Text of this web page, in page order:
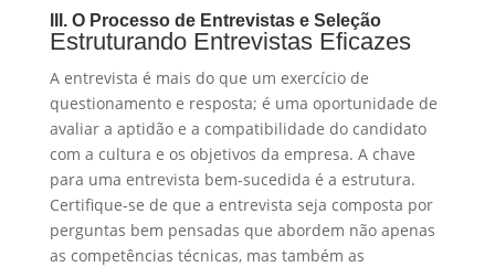
III. O Processo de Entrevistas e Seleção
Estruturando Entrevistas Eficazes
A entrevista é mais do que um exercício de
questionamento e resposta; é uma oportunidade de
avaliar a aptidão e a compatibilidade do candidato
com a cultura e os objetivos da empresa. A chave
para uma entrevista bem-sucedida é a estrutura.
Certifique-se de que a entrevista seja composta por
perguntas bem pensadas que abordem não apenas
as competências técnicas, mas também as